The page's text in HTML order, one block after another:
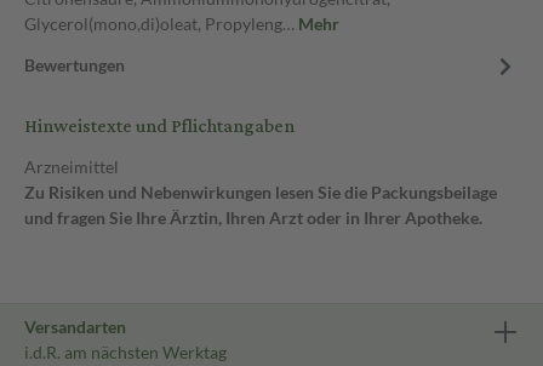
Glycerol(mono,di)oleat, Propyleng… Mehr
Bewertungen
Hinweistexte und Pflichtangaben
Arzneimittel
Zu Risiken und Nebenwirkungen lesen Sie die Packungsbeilage
und fragen Sie Ihre Ärztin, Ihren Arzt oder in Ihrer Apotheke.
Versandarten
i.d.R. am nächsten Werktag